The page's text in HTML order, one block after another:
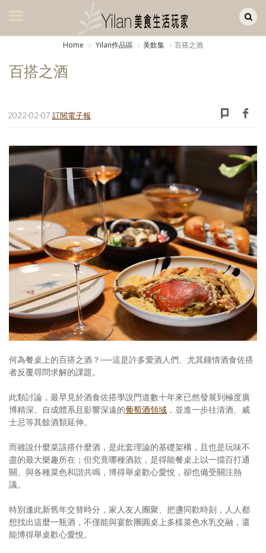
美食集
生活風
書房集
日記簿
餐桌週記
享樂隨手拍
影音區
創意出版服務
歷史區
關於Yilan
個人著作
活動實況記錄
媒體報導一覽
合作與代言
Home Yilan作品區 美飲集 百搭之酒
百搭之酒
2022-02-07 訂閱電子報
何為餐桌上的百搭之酒？──這是許多愛酒人們、尤其鍾情酒食佐搭
者反覆尋問求解的課題。
此類討論，最早見於酒食佐搭學說門道數十年來已然發展到極度廣
博精深、自成體系且影響深遠的葡萄酒領域 ，並進一步往清酒、威
士忌等其餘酒類延伸。
而雖說什麼菜該搭什麼酒，是此套理論的基礎架構，且也是玩味不
盡的最大樂趣所在；但究竟哪種酒款，是得能餐桌上以一擋百打通
關、與各種菜色和諧共鳴，博得舉桌歡心愛悅，卻也備受關注熱
議。
特別逢此新舊年交替時分，家人友人團聚、把盞同歡時刻，人人都
想找出這麼一瓶酒，不僅能與宴飲團圓桌上多樣菜色水乳交融，還
能博得舉桌歡心愛悅。